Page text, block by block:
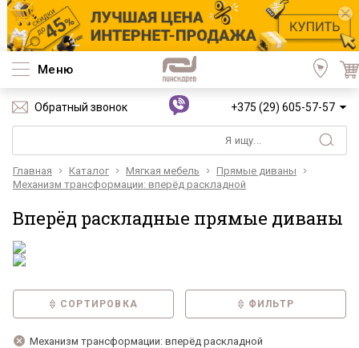
Меню
Обратный звонок +375 (29) 605-57-57
Главная Каталог Мягкая мебель
Прямые диваны
Механизм трансформации: вперёд раскладной
Вперёд раскладные прямые диваны
СОРТИРОВКА ФИЛЬТР
Механизм трансформации: вперёд раскладной